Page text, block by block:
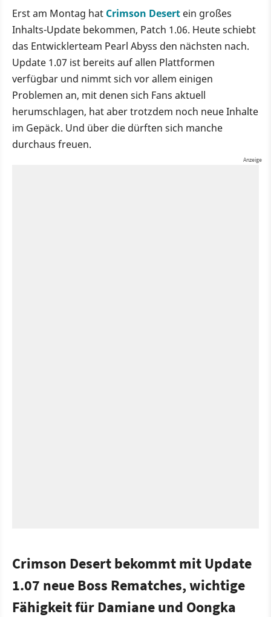
Erst am Montag hat Crimson Desert ein großes
Inhalts-Update bekommen, Patch 1.06. Heute schiebt
das Entwicklerteam Pearl Abyss den nächsten nach.
Update 1.07 ist bereits auf allen Plattformen
verfügbar und nimmt sich vor allem einigen
Problemen an, mit denen sich Fans aktuell
herumschlagen, hat aber trotzdem noch neue Inhalte
im Gepäck. Und über die dürften sich manche
durchaus freuen.
Crimson Desert bekommt mit Update
1.07 neue Boss Rematches, wichtige
Fähigkeit für Damiane und Oongka